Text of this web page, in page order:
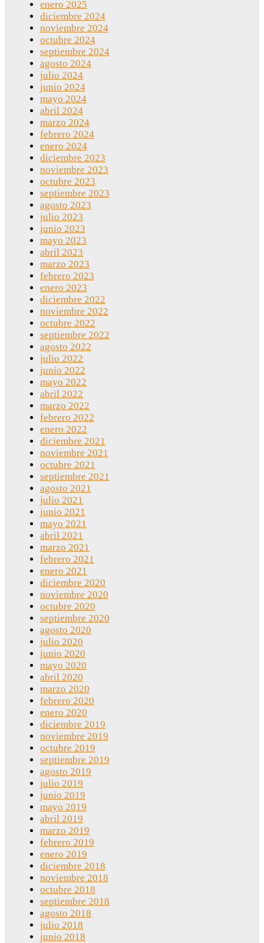
enero 2025
diciembre 2024
noviembre 2024
octubre 2024
septiembre 2024
agosto 2024
julio 2024
junio 2024
mayo 2024
abril 2024
marzo 2024
febrero 2024
enero 2024
diciembre 2023
noviembre 2023
octubre 2023
septiembre 2023
agosto 2023
julio 2023
junio 2023
mayo 2023
abril 2023
marzo 2023
febrero 2023
enero 2023
diciembre 2022
noviembre 2022
octubre 2022
septiembre 2022
agosto 2022
julio 2022
junio 2022
mayo 2022
abril 2022
marzo 2022
febrero 2022
enero 2022
diciembre 2021
noviembre 2021
octubre 2021
septiembre 2021
agosto 2021
julio 2021
junio 2021
mayo 2021
abril 2021
marzo 2021
febrero 2021
enero 2021
diciembre 2020
noviembre 2020
octubre 2020
septiembre 2020
agosto 2020
julio 2020
junio 2020
mayo 2020
abril 2020
marzo 2020
febrero 2020
enero 2020
diciembre 2019
noviembre 2019
octubre 2019
septiembre 2019
agosto 2019
julio 2019
junio 2019
mayo 2019
abril 2019
marzo 2019
febrero 2019
enero 2019
diciembre 2018
noviembre 2018
octubre 2018
septiembre 2018
agosto 2018
julio 2018
junio 2018